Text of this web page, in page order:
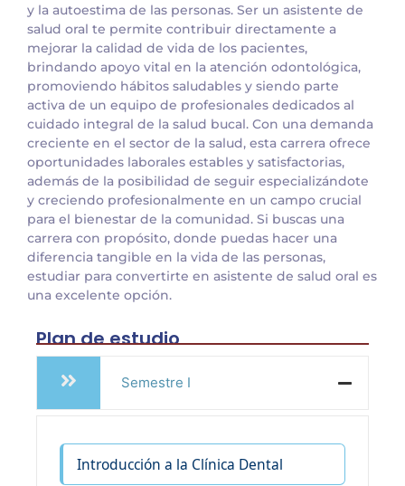
y la autoestima de las personas. Ser un asistente de
salud oral te permite contribuir directamente a
mejorar la calidad de vida de los pacientes,
brindando apoyo vital en la atención odontológica,
promoviendo hábitos saludables y siendo parte
activa de un equipo de profesionales dedicados al
cuidado integral de la salud bucal. Con una demanda
creciente en el sector de la salud, esta carrera ofrece
oportunidades laborales estables y satisfactorias,
además de la posibilidad de seguir especializándote
y creciendo profesionalmente en un campo crucial
para el bienestar de la comunidad. Si buscas una
carrera con propósito, donde puedas hacer una
diferencia tangible en la vida de las personas,
estudiar para convertirte en asistente de salud oral es
una excelente opción.
Plan de estudio
Semestre I
Introducción a la Clínica Dental